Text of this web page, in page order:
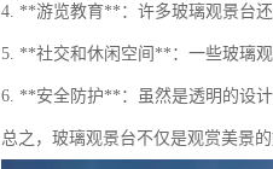
4. **游览教育**：许多玻璃观景台
5. **社交和休闲空间**：一些玻璃
6. **安全防护**：虽然是透明的设
总之，玻璃观景台不仅是观赏美景